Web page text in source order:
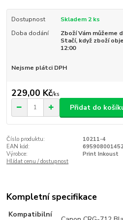
Dostupnost
Skladem 2 ks
Doba dodání
Zboží Vám můžeme
Stačí, když zboží
12:00
Nejsme plátci DPH
229,00 Kč/ks
Přidat do
Číslo produktu:
10211-4
EAN kód:
Výrobce:
Print Inkoust
Hlídat cenu / dostupnost
Kompletní specifikace
Kompatibilní